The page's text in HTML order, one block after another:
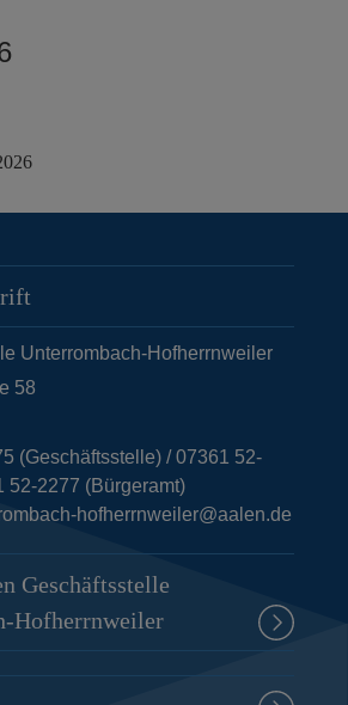
Unterrombach-Hofherrnweiler
58
(Geschäftsstelle) / 07361 52-
52-2277 (Bürgeramt)
hofherrnweiler@aalen.de
Geschäftsstelle
Hofherrnweiler